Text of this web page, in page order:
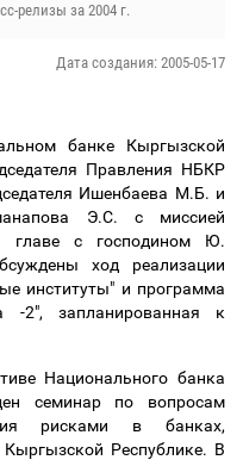
релизы за 2004 г.
Дата создания: 2005-05-17
банке Кыргызской
Правления НБКР
Ишенбаева М.Б. и
Э.С. с миссией
главе с господином Ю.
ход реализации
институты" и программа
-2", запланированная к
Национального банка
семинар по вопросам
рисками в банках,
Республике. В